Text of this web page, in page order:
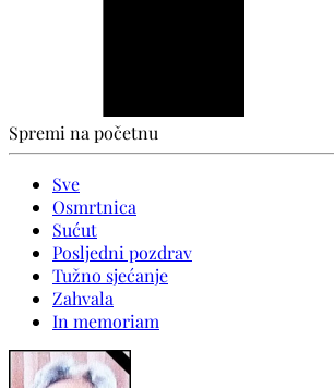
Spremi na početnu
Sve
Osmrtnica
Sućut
Posljedni pozdrav
Tužno sjećanje
Zahvala
In memoriam